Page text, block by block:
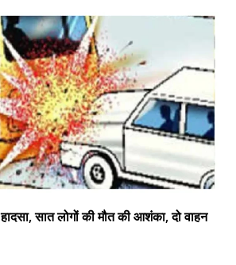
सात लोगों की मौत की आशंका, दो वाहन